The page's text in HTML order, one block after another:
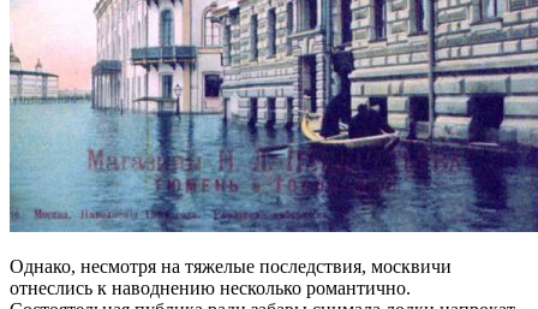
Однако, несмотря на тяжелые последствия, москвичи
отнеслись к наводнению несколько романтично.